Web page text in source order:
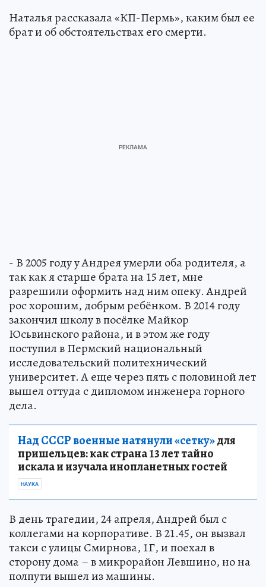
Наталья рассказала «КП-Пермь», каким был ее
брат и об обстоятельствах его смерти.
- В 2005 году у Андрея умерли оба родителя, а
так как я старше брата на 15 лет, мне
разрешили оформить над ним опеку. Андрей
рос хорошим, добрым ребёнком. В 2014 году
закончил школу в посёлке Майкор
Юсьвинского района, и в этом же году
поступил в Пермский национальный
исследовательский политехнический
университет. А еще через пять с половиной лет
вышел оттуда с дипломом инженера горного
дела.
Над СССР военные натянули «сетку»для
пришельцев: как страна 13 лет тайно
искала и изучала инопланетных гостей
НАУКА
В день трагедии, 24 апреля, Андрей был с
коллегами на корпоративе. В 21.45, он вызвал
такси с улицы Смирнова, 1Г, и поехал в
сторону дома – в микрорайон Левшино, но на
полпути вышел из машины.